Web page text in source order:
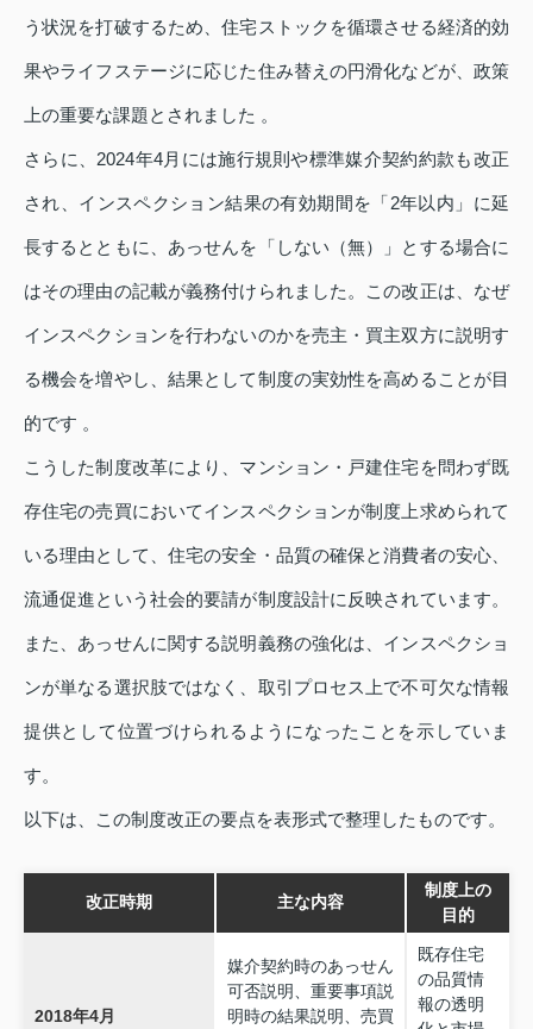
う状況を打破するため、住宅ストックを循環させる経済的効
果やライフステージに応じた住み替えの円滑化などが、政策
上の重要な課題とされました 。
さらに、2024年4月には施行規則や標準媒介契約約款も改正
され、インスペクション結果の有効期間を「2年以内」に延
長するとともに、あっせんを「しない（無）」とする場合に
はその理由の記載が義務付けられました。この改正は、なぜ
インスペクションを行わないのかを売主・買主双方に説明す
る機会を増やし、結果として制度の実効性を高めることが目
的です 。
こうした制度改革により、マンション・戸建住宅を問わず既
存住宅の売買においてインスペクションが制度上求められて
いる理由として、住宅の安全・品質の確保と消費者の安心、
流通促進という社会的要請が制度設計に反映されています。
また、あっせんに関する説明義務の強化は、インスペクショ
ンが単なる選択肢ではなく、取引プロセス上で不可欠な情報
提供として位置づけられるようになったことを示していま
す。
以下は、この制度改正の要点を表形式で整理したものです。
改正時期 主な内容
制度上の
目的
2018年4月
媒介契約時のあっせん
可否説明、重要事項説
明時の結果説明、売買
既存住宅
の品質情
報の透明